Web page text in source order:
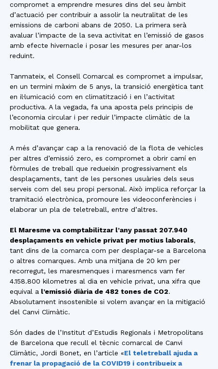
compromet a emprendre mesures dins del seu àmbit
d’actuació per contribuir a assolir la neutralitat de les
emissions de carboni abans de 2050. La primera serà
avaluar l’impacte de la seva activitat en l’emissió de gasos
amb efecte hivernacle i posar les mesures per anar-los
reduïnt.
Tanmateix, el Consell Comarcal es compromet a impulsar,
en un termini màxim de 5 anys, la transició energètica tant
en il·lumicació com en climatització i en l’activitat
productiva. A la vegada, fa una aposta pels principis de
l’economia circular i per reduir l’impacte climàtic de la
mobilitat que genera.
A més d’avançar cap a la renovació de la flota de vehicles
per altres d’emissió zero, es compromet a obrir camí en
fòrmules de treball que redueixin progressivament els
desplaçaments, tant de les persones usuàries dels seus
serveis com del seu propi personal. Això implica reforçar la
tramitació electrònica, promoure les videoconferències i
elaborar un pla de teletreball, entre d’altres.
El Maresme va comptabilitzar l’any passat 207.940
desplaçaments en vehicle privat per motius laborals,
tant dins de la comarca com per desplaçar-se a Barcelona
o altres comarques. Amb una mitjana de 20 km per
recorregut, les maresmenques i maresmencs vam fer
4.158.800 kilometres al dia en vehicle privat, una xifra que
equival a l’emissió diària de 482 tones de CO2.
Absolutament insostenible si volem avançar en la mitigació
del Canvi Climàtic.
Són dades de l’Institut d’Estudis Regionals i Metropolitans
de Barcelona que recull el tècnic comarcal de Canvi
Climàtic, Jordi Bonet, en l’article «El teletreball ajuda a
frenar la propagació de la COVID19 i contribueix a